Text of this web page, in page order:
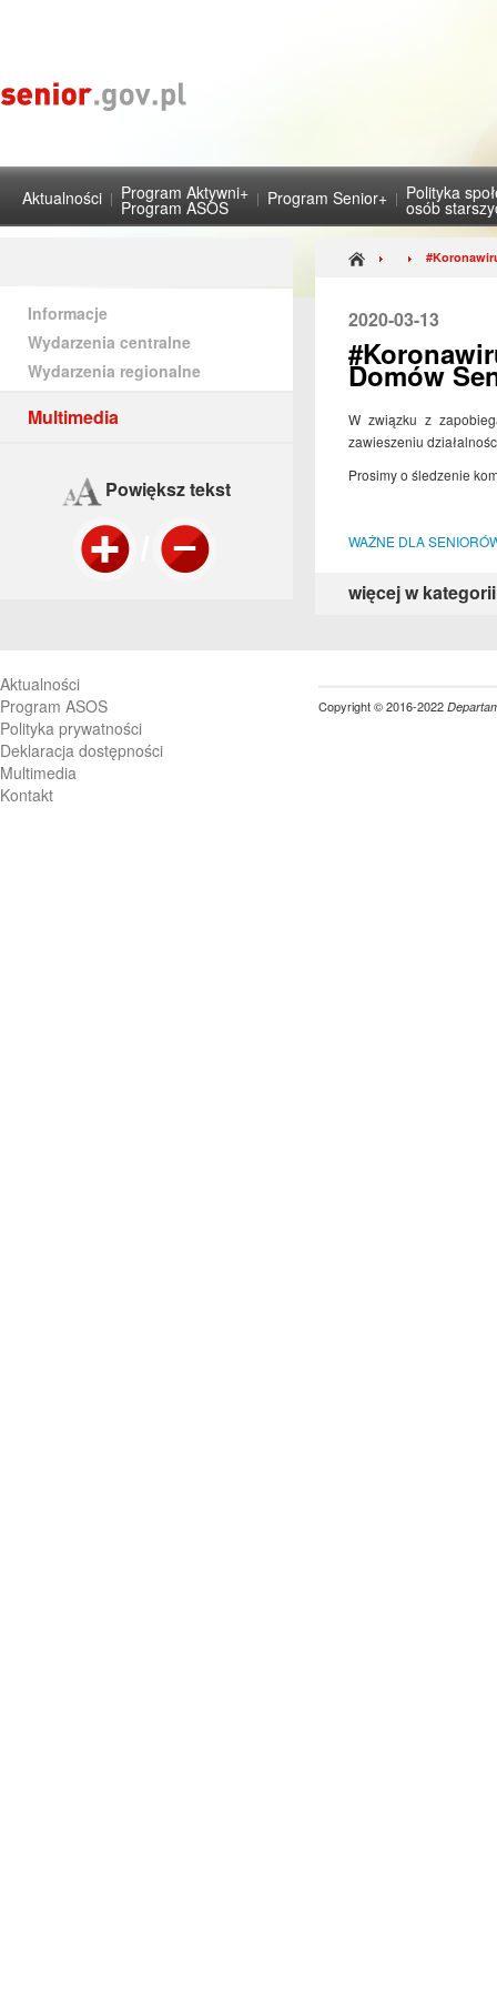
Aktualności Program Aktywni+
Program ASOS Program Senior+ Polityka
osób
Informacje
Wydarzenia centralne
Wydarzenia regionalne
Multimedia
Powiększ tekst
2020-03-13
Domów
W związku z
zawieszeniu
Prosimy o śledzenie
WAŻNE DLA
więcej w
Aktualności
Program ASOS
Polityka prywatności
Deklaracja dostępności
Multimedia
Kontakt
Copyright © 2016-2022